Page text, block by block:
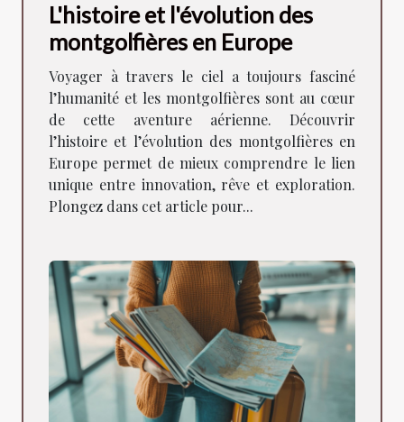
L'histoire et l'évolution des
montgolfières en Europe
Voyager à travers le ciel a toujours fasciné
l’humanité et les montgolfières sont au cœur
de cette aventure aérienne. Découvrir
l’histoire et l’évolution des montgolfières en
Europe permet de mieux comprendre le lien
unique entre innovation, rêve et exploration.
Plongez dans cet article pour...